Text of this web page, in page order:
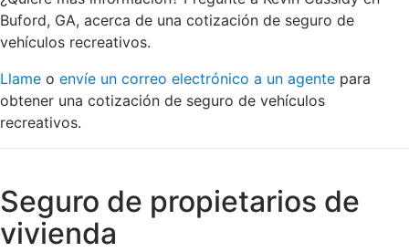
Buford, GA, acerca de una cotización de seguro de
vehículos recreativos.
Llame o envíe un correo electrónico a un agente para
obtener una cotización de seguro de vehículos
recreativos.
Seguro de propietarios de
vivienda